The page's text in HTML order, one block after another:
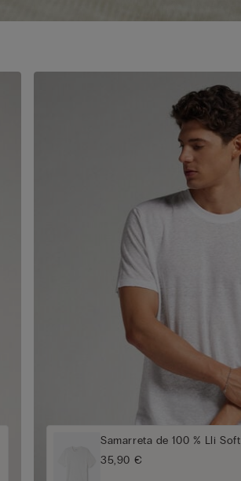
Samarreta de 100 % Lli Soft
35,90 €